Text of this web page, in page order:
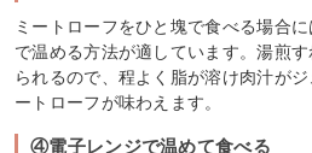
ミートローフをひと塊で食べる場合
で温める方法が適しています。湯煎
られるので、程よく脂が溶け肉汁が
ートローフが味わえます。
④電子レンジで温めて食べる